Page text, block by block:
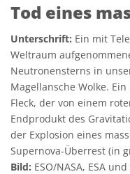
Tod eines
Unterschrift: Ein mit
Weltraum
Neutronensterns in
Magellansche Wolke.
Fleck, der von einem
Endprodukt des
der Explosion eines
Supernova-Überrest (in
Bild: ESO/NASA, ESA